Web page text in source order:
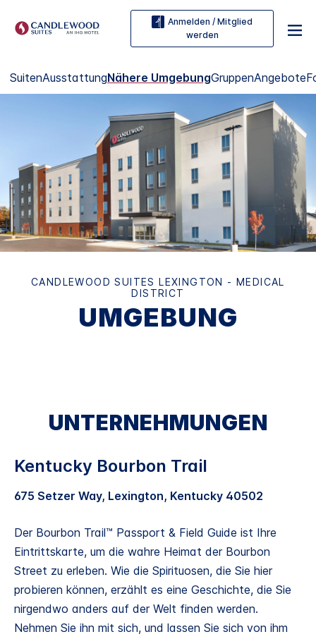
Anmelden / Mitglied
werden
SuitenAusstattungNähere UmgebungGruppenAngebote
CANDLEWOOD SUITES LEXINGTON - MEDICAL
DISTRICT
UMGEBUNG
UNTERNEHMUNGEN
Kentucky Bourbon Trail
675 Setzer Way, Lexington, Kentucky 40502
Der Bourbon Trail™ Passport & Field Guide ist Ihre
Eintrittskarte, um die wahre Heimat der Bourbon
Street zu erleben. Wie die Spirituosen, die Sie hier
probieren können, erzählt es eine Geschichte, die Sie
nirgendwo anders auf der Welt finden werden.
Nehmen Sie ihn mit sich, und lassen Sie sich von ihm